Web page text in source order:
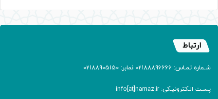
ارتباط
شـماره تمـاس: 02188896666 نمابر: 02188905150
پسـت الـکترونیـکی: info[at]namaz.ir